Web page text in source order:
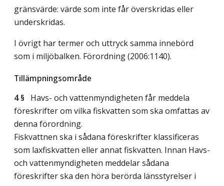
gränsvärde: värde som inte får överskridas eller
underskridas.
I övrigt har termer och uttryck samma innebörd
som i miljöbalken. Förordning (2006:1140).
Tillämpningsområde
4 § Havs- och vattenmyndigheten får meddela
föreskrifter om vilka fiskvatten som ska omfattas av
denna förordning.
Fiskvattnen ska i sådana föreskrifter klassificeras
som laxfiskvatten eller annat fiskvatten. Innan Havs-
och vattenmyndigheten meddelar sådana
föreskrifter ska den höra berörda länsstyrelser i